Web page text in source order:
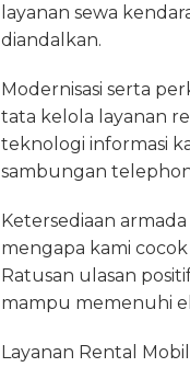
layanan sewa
diandalkan.
Modernisasi serta
tata kelola layanan
teknologi informasi
sambungan
Ketersediaan
mengapa kami
Ratusan ulasan
mampu memenuhi
Layanan Rental